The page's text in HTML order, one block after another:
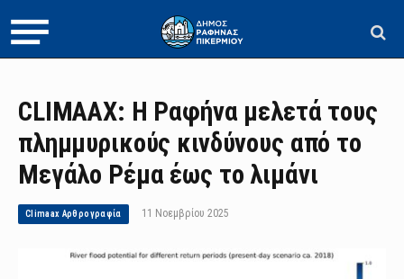
CLIMAAX: Η Ραφήνα μελετά τους
πλημμυρικούς κινδύνους από το
Μεγάλο Ρέμα έως το λιμάνι
Climaax Aρθρογραφία 11 Νοεμβρίου 2025